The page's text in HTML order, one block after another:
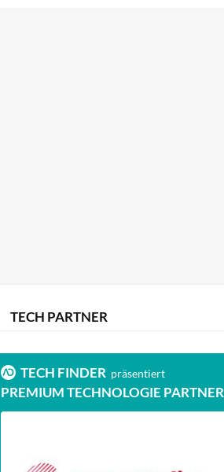
TECH PARTNER
TECH FINDER präsentiert
PREMIUM TECHNOLOGIE PARTNER